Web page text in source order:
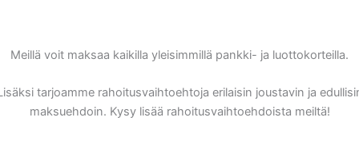
Meillä voit maksaa kaikilla yleisimmillä pankki- ja luottokorteilla.
tarjoamme rahoitusvaihtoehtoja erilaisin joustavin ja
maksuehdoin. Kysy lisää rahoitusvaihtoehdoista meiltä!